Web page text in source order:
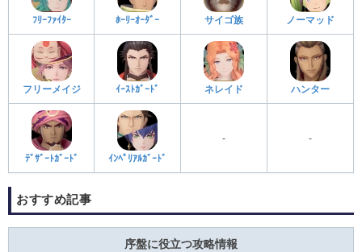
ﾌﾘｰﾌｧｲﾀｰ ﾎｰﾘｰｵｰﾀﾞｰ サイゴ族 ノーマッド
フリーメイジ ｲｰｽﾄｶﾞｰﾄﾞ ネレイド ハンター
ﾃﾞｻﾞｰﾄｶﾞｰﾄﾞ ｲﾝﾍﾟﾘｱﾙｶﾞｰﾄﾞ
- -
おすすめ記事
序盤に役立つ攻略情報